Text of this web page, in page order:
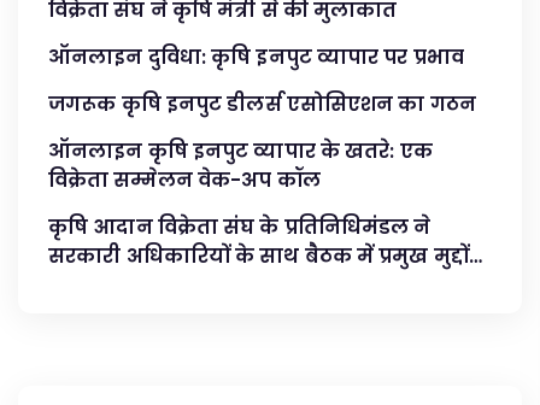
विक्रेता संघ ने कृषि मंत्री से की मुलाकात
ऑनलाइन दुविधा: कृषि इनपुट व्यापार पर प्रभाव
जगरूक कृषि इनपुट डीलर्स एसोसिएशन का गठन
ऑनलाइन कृषि इनपुट व्यापार के खतरे: एक
विक्रेता सम्मेलन वेक-अप कॉल
कृषि आदान विक्रेता संघ के प्रतिनिधिमंडल ने
सरकारी अधिकारियों के साथ बैठक में प्रमुख मुद्दों